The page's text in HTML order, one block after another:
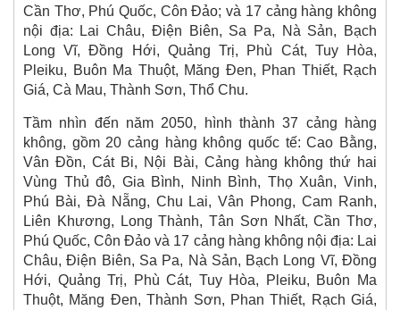
Cần Thơ, Phú Quốc, Côn Đảo; và 17 cảng hàng không
nội địa: Lai Châu, Điện Biên, Sa Pa, Nà Sản, Bạch
Long Vĩ, Đồng Hới, Quảng Trị, Phù Cát, Tuy Hòa,
Pleiku, Buôn Ma Thuột, Măng Đen, Phan Thiết, Rạch
Giá, Cà Mau, Thành Sơn, Thổ Chu.
Tầm nhìn đến năm 2050, hình thành 37 cảng hàng
không, gồm 20 cảng hàng không quốc tế: Cao Bằng,
Vân Đồn, Cát Bi, Nội Bài, Cảng hàng không thứ hai
Vùng Thủ đô, Gia Bình, Ninh Bình, Thọ Xuân, Vinh,
Phú Bài, Đà Nẵng, Chu Lai, Vân Phong, Cam Ranh,
Liên Khương, Long Thành, Tân Sơn Nhất, Cần Thơ,
Phú Quốc, Côn Đảo và 17 cảng hàng không nội địa: Lai
Châu, Điện Biên, Sa Pa, Nà Sản, Bạch Long Vĩ, Đồng
Hới, Quảng Trị, Phù Cát, Tuy Hòa, Pleiku, Buôn Ma
Thuột, Măng Đen, Thành Sơn, Phan Thiết, Rạch Giá,